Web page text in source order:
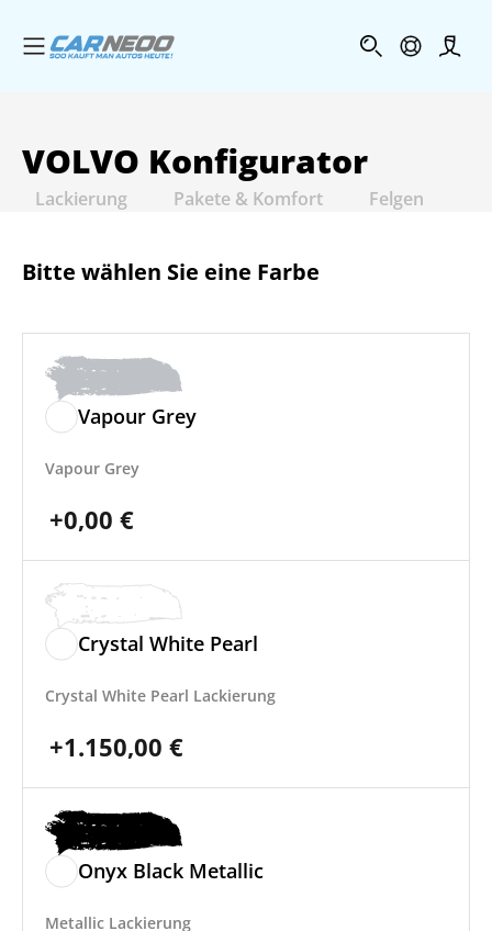
Menü öffnen
VOLVO Konfigurator
Lackierung Pakete & Komfort Felgen
Bitte wählen Sie eine Farbe
Vapour Grey
Vapour Grey
+0,00 €
Crystal White Pearl
Crystal White Pearl Lackierung
+1.150,00 €
Onyx Black Metallic
Metallic Lackierung